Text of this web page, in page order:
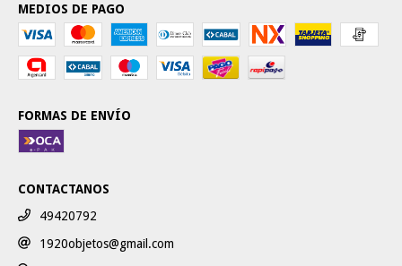
MEDIOS DE PAGO
FORMAS DE ENVÍO
CONTACTANOS
49420792
1920objetos@gmail.com